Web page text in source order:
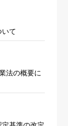
いて
法の概要に